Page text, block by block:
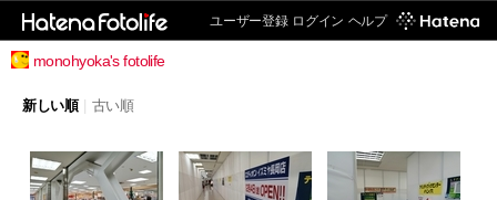
ユーザー登録 ログイン ヘルプ
monohyoka's fotolife
新しい順 古い順